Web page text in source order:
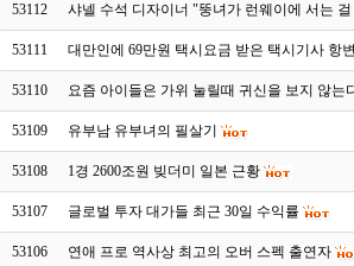
53112 샤넬 수석 디자이너 "뚱녀가 런웨이에 서는
53111 대만인에 69만원 택시요금 받은 택시기사 항
53110 요즘 아이들은 가위 눌릴때 귀신을 보지 않는
53109 유부남 유부녀의 필살기
53108 1경 2600조원 빚더미 일본 근황
53107 글로벌 투자 대가들 최근 30일 수익률
53106 연애 프로 역사상 최고의 오버 스펙 출연자